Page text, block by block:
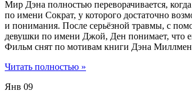
Мир Дэна полностью переворачивается,
по имени Сократ, у которого достаточно
и понимания. После серьёзной травмы, с
девушки по имени Джой, Ден понимает, что
Фильм снят по мотивам книги Дэна
Читать полностью »
Янв 09